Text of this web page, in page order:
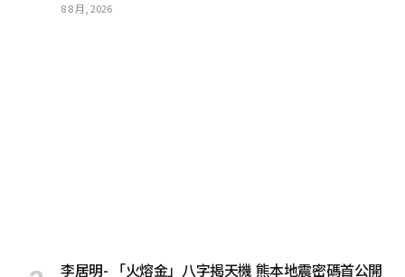
8 8 月, 2026
李居明- 「火熔金」八字揭天機 熊本地震密碼首公開